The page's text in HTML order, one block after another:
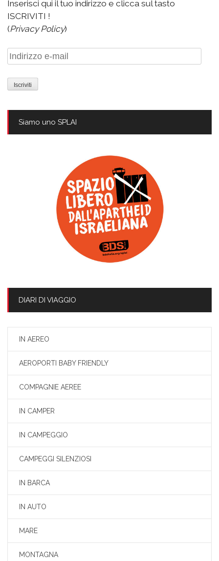
Inserisci qui il tuo indirizzo e clicca sul tasto
ISCRIVITI !
(Privacy Policy)
Indirizzo
e-
mail
Siamo uno SPLAI
DIARI DI VIAGGIO
IN AEREO
AEROPORTI BABY FRIENDLY
COMPAGNIE AEREE
IN CAMPER
IN CAMPEGGIO
CAMPEGGI SILENZIOSI
IN BARCA
IN AUTO
MARE
MONTAGNA